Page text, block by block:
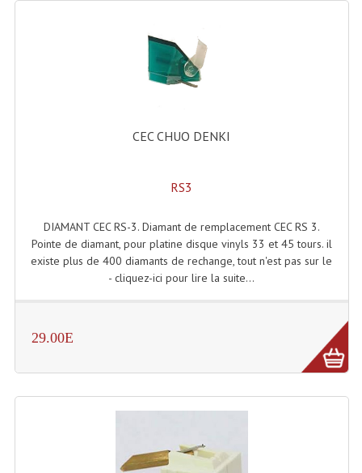
Structures
Structures Carrées
Flight-Case (s) Et Accessoires
Flight Case Régie
Flight Cases Platine Disque. Lecteurs CD
Malle Flight Multi-Usage
CEC CHUO DENKI
RS3
DIAMANT CEC RS-3. Diamant de remplacement CEC RS 3.
Pointe de diamant, pour platine disque vinyls 33 et 45 tours. il
existe plus de 400 diamants de rechange, tout n'est pas sur le
- cliquez-ici pour lire la suite...
29.00E